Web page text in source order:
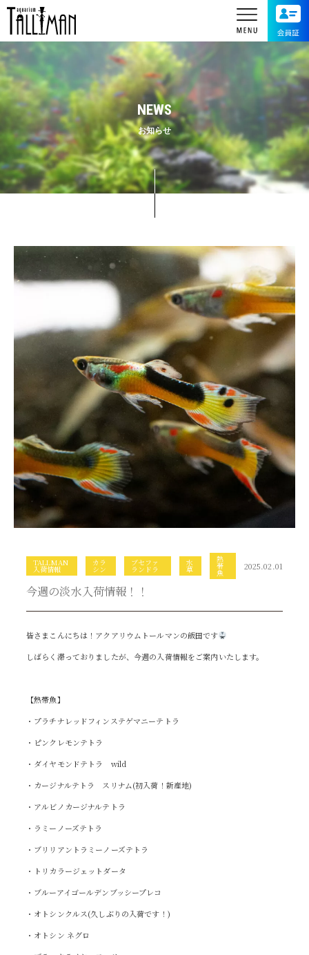
NEWS
お知らせ
TALLMAN
入荷情報
カラ
シン
ブセファ
ランドラ
水
草
熱
帯
魚
2025.02.01
今週の淡水入荷情報！！
皆さまこんにちは！アクアリウムトールマンの飯田です
しばらく滞っておりましたが、今週の入荷情報をご案内いたします。
【熱帯魚】
・プラチナレッドフィンステゲマニーテトラ
・ピンクレモンテトラ
・ダイヤモンドテトラ wild
・カージナルテトラ スリナム(初入荷！新産地)
・アルビノカージナルテトラ
・ラミーノーズテトラ
・ブリリアントラミーノーズテトラ
・トリカラージェットダータ
・ブルーアイゴールデンブッシープレコ
・オトシンクルス(久しぶりの入荷です！)
・オトシン ネグロ